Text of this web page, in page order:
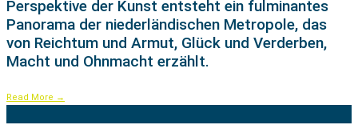
Perspektive der Kunst entsteht ein fulminantes
Panorama der niederländischen Metropole, das
von Reichtum und Armut, Glück und Verderben,
Macht und Ohnmacht erzählt.
Read More →